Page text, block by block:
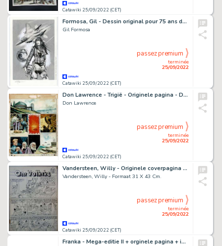
Catawiki 25/09/2022 (CET)
Formosa, Gil - Dessin original pour 75 ans de service de Buck Danny. - Lady X & F-15 - (2022)
Gil Formosa
Catawiki 25/09/2022 (CET)
terminée
25/09/2022
passez premium
Don Lawrence - Trigië - Originele pagina - De onzichtbare veroordeelde - (1969)
Don Lawrence
Catawiki 25/09/2022 (CET)
terminée
25/09/2022
passez premium
Vandersteen, Willy - Originele coverpagina - Ons Volkske - De vrolijke Bengels met Suske en Wiske - (1951)
Vandersteen, Willy - Formaat 31 X 43 Cm.
Catawiki 25/09/2022 (CET)
terminée
25/09/2022
passez premium
Franka - Mega-editie II + orginele pagina + inkleuring + alle bijlage's met dédicace in kleur - Cartonné - EO - (2001)